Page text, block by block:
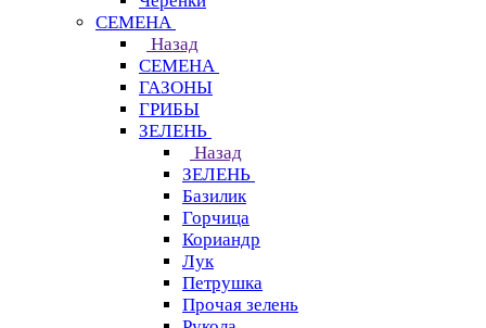
СЕМЕНА
Назад
СЕМЕНА
ГАЗОНЫ
ГРИБЫ
ЗЕЛЕНЬ
Назад
ЗЕЛЕНЬ
Базилик
Горчица
Кориандр
Лук
Петрушка
Прочая зелень